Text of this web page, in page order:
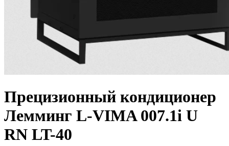
Прецизионный кондиционер
Лемминг L-VIMA 007.1i U
RN LT-40